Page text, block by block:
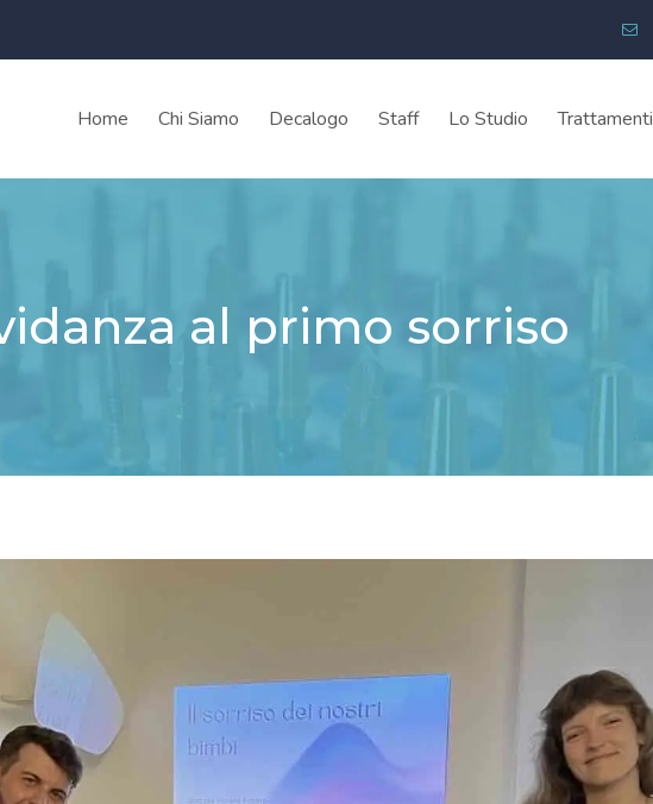
Home Chi Siamo Decalogo Staff Lo Studio Trattamenti
al primo sorriso